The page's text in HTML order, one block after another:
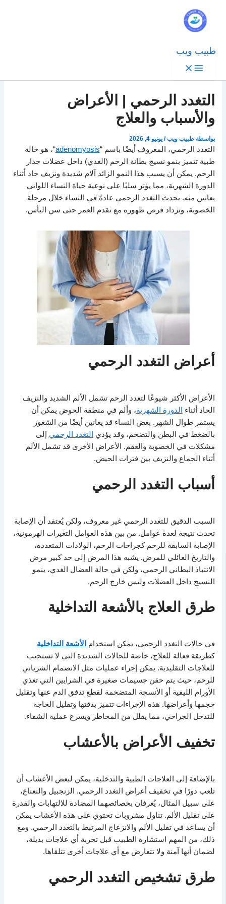
طبيب ويب
التغدد الرحمي | الأعراض
والأسباب والعلاج
بواسطة طبيب ويب/يونيو 4, 2026
التغدد الرحمي، المعروف أيضًا باسم “adenomyosis“، هو حالة
طبية تتميز بنمو نسيج بطانة الرحم (الغدي) داخل عضلات جدار
الرحم. يمكن أن يسبب هذا النمو الزائد آلام شديدة ونزيف حاد أثناء
الدورة الشهرية، مما يؤثر سلبًا على نوعية حياة النساء اللواتي
يعانين منه. يحدث التغدد الرحمي عادةً في النساء خلال مرحلة
الخصوبة، وتزداد فرص ظهوره مع تقدم العمر حتى سن اليأس.
أعراض التغدد الرحمي
الأعراض الأكثر شيوعًا لتغدد الرحم تشمل الألم الشديد والنزيف
الحاد أثناء
الدورة الشهرية، وألم في منطقة الحوض يمكن أن
يستمر طوال الشهر. بعض النساء قد يعانين أيضًا من الشعور
بالضغط في البطن والتضخم، وقد يؤدي
التغدد الرحمي إلى
مشكلات في الخصوبة والعقم. الأعراض الأخرى قد تشمل الألم
أثناء الجماع والنزيف بين فترات الحيض.
أسباب التغدد الرحمي
السبب الدقيق للتغدد الرحمي غير معروف، ولكن يُعتقد أن الإصابة
تحدث نتيجة لعدة عوامل. من بين هذه العوامل التغيرات الهرمونية،
الإصابة السابقة للرحم كجراحات الرحم، الولادات المتعددة،
والتاريخ العائلي للمرض. يشبه هذا المرض إلى حد كبير مرض
الانتباذ البطاني الرحمي، ولكن في حالة العضال الغدي، ينمو
النسيج داخل العضلات وليس خارج الرحم.
طرق العلاج بالأشعة التداخلية
في حالات التغدد الرحمي، يمكن استخدام
الأشعة التداخلية
كطريقة فعالة للعلاج، خاصة للحالات الشديدة التي لا تستجيب
للعلاجات التقليدية. يمكن إجراء عمليات مثل الانصمام الشرياني
للرحم، حيث يتم حقن جسيمات صغيرة في الشرايين التي تغذي
الأورام الليفية أو الأنسجة المتضخمة لقطع تدفق الدم عنها وتقليل
حجمها وأعراضها. هذه الإجراءات تتميز بدقتها وتقليل الحاجة
للتدخل الجراحي، مما يقلل من المخاطر ويسرع عملية الشفاء.
تخفيف الأعراض بالأعشاب
بالإضافة إلى العلاجات الطبية والتدخلية، يمكن لبعض الأعشاب أن
تلعب دورًا في تخفيف أعراض التغدد الرحمي. الزنجبيل والنعناع،
على سبيل المثال، يُعرفان بخصائصهما المضادة للالتهابات والقدرة
على تقليل الألم. تناول مشروبات تحتوي على هذه الأعشاب يمكن
أن يساعد في تقليل الألم والانزعاج المرتبط بالتغدد الرحمي. ومع
ذلك، من المهم استشارة الطبيب قبل تجربة أي علاجات بديلة،
لضمان أنها آمنة ولا تتعارض مع أي علاجات أخرى تتلقاها.
طرق تشخيص التغدد الرحمي